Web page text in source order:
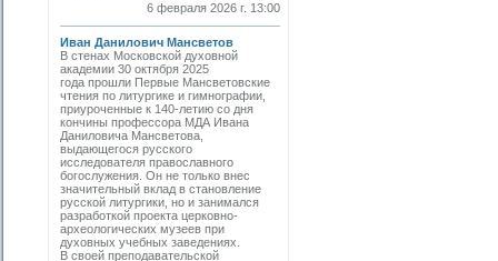
6 февраля 2026 г. 13:00
Иван Данилович Мансветов
В стенах Московской духовной
академии 30 октября 2025
года прошли Первые Мансветовские
чтения по литургике и гимнографии,
приуроченные к 140-летию со дня
кончины профессора МДА Ивана
Даниловича Мансветова,
выдающегося русского
исследователя православного
богослужения. Он не только внес
значительный вклад в становление
русской литургики, но и занимался
разработкой проекта церковно-
археологических музеев при
духовных учебных заведениях.
В своей преподавательской